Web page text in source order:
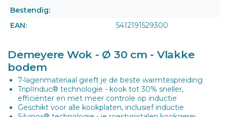
Bestendig:
EAN: 5412191529300
Demeyere Wok - Ø 30 cm - Vlakke
bodem
7-lagenmateriaal geeft je de beste warmtespreiding
TriplInduc® technologie - kook tot 30% sneller,
efficiënter en met meer controle op inductie
Geschikt voor alle kookplaten, inclusief inductie